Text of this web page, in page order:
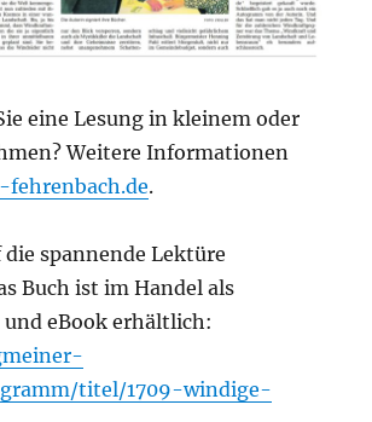
eine Lesung in kleinem oder
Weitere Informationen
.
spannende Lektüre
Buch ist im Handel als
und eBook erhältlich:
titel/1709-windige-